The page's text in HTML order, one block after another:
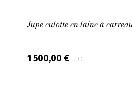
Jupe culotte en laine à
1 500,00 € TTC